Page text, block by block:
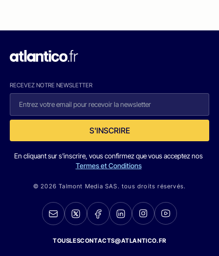
RECEVEZ NOTRE NEWSLETTER
S'INSCRIRE
En cliquant sur s'inscrire, vous confirmez que vous acceptez nos
Termes et Conditions
© 2026 Talmont Media SAS. tous droits réservés.
TOUSLESCONTACTS@ATLANTICO.FR